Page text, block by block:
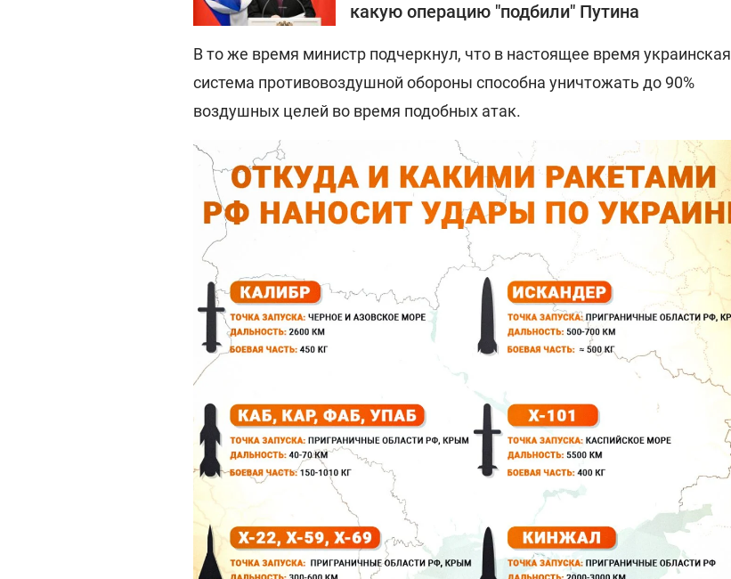
какую операцию "подбили" Путина
В то же время министр подчеркнул, что в настоящее время украинская
система противовоздушной обороны способна уничтожать до 90%
воздушных целей во время подобных атак.